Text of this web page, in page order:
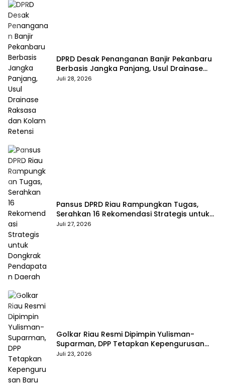
DPRD Desak Penanganan Banjir Pekanbaru
Berbasis Jangka Panjang, Usul Drainase
Raksasa dan Kolam Retensi
Juli 28, 2026
Pansus DPRD Riau Rampungkan Tugas,
Serahkan 16 Rekomendasi Strategis untuk
Dongkrak Pendapatan Daerah
Juli 27, 2026
Golkar Riau Resmi Dipimpin Yulisman-
Suparman, DPP Tetapkan Kepengurusan
Baru 2025–2030
Juli 23, 2026